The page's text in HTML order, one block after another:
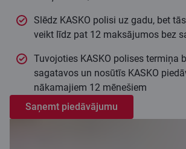
Slēdz KASKO polisi uz gadu, bet
veikt līdz pat 12 maksājumos bez
Tuvojoties KASKO polises termiņa
sagatavos un nosūtīs KASKO
nākamajiem 12 mēnešiem
Saņemt piedāvājumu